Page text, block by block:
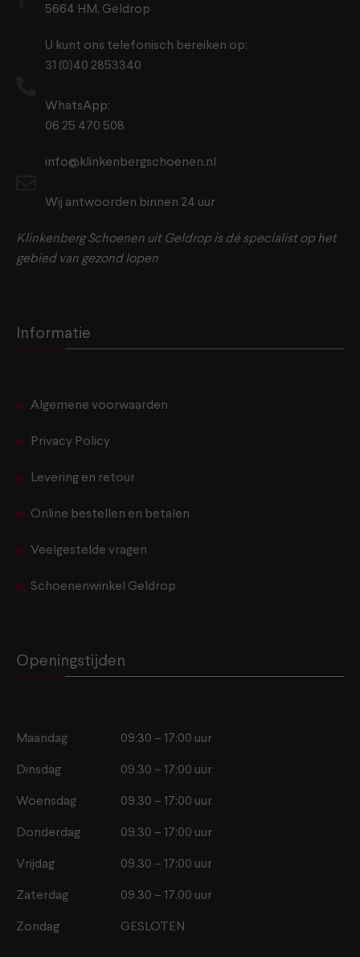
5664 HM, Geldrop
U kunt ons telefonisch bereiken op:
31 (0)40 2853340
WhatsApp:
06 25 470 508
info@klinkenbergschoenen.nl
Wij antwoorden binnen 24 uur
Klinkenberg Schoenen uit Geldrop is dé specialist op het
gebied van gezond lopen
Informatie
Algemene voorwaarden
Privacy Policy
Levering en retour
Online bestellen en betalen
Veelgestelde vragen
Schoenenwinkel Geldrop
Openingstijden
Maandag 09:30 – 17:00 uur
Dinsdag 09.30 – 17:00 uur
Woensdag 09.30 – 17:00 uur
Donderdag 09.30 – 17:00 uur
Vrijdag 09.30 – 17:00 uur
Zaterdag 09.30 – 17.00 uur
Zondag GESLOTEN